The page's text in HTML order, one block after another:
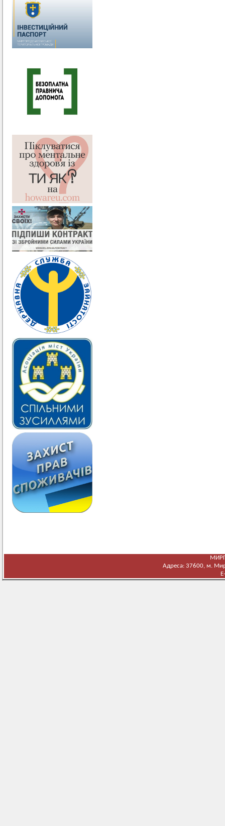
Адреса: 37600, м.